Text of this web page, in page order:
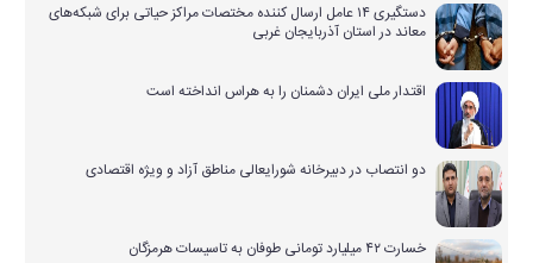
دستگیری ۱۴ عامل ارسال کننده مختصات مراکز حیاتی برای شبکه‌های
معاند در استان آذربایجان غربی
اقتدار ملی ایران دشمنان را به هراس انداخته است
دو انتصاب در دبیرخانه شورایعالی مناطق آزاد و ویژه اقتصادی
خسارت ۴۲ میلیارد تومانی طوفان به تاسیسات هرمزگان